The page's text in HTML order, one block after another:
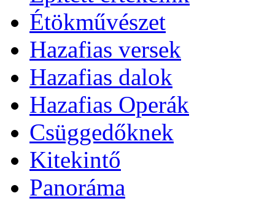
Étökművészet
Hazafias versek
Hazafias dalok
Hazafias Operák
Csüggedőknek
Kitekintő
Panoráma